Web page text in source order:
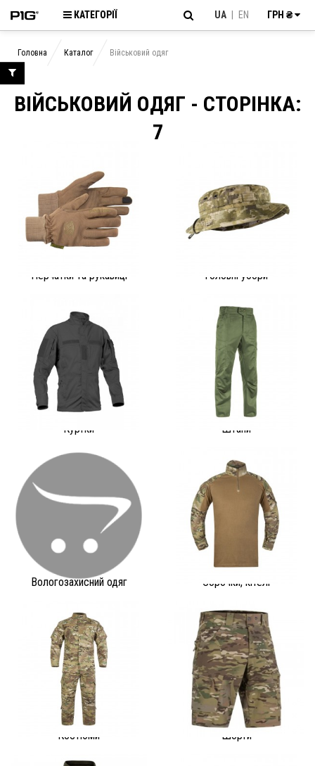
КАТЕГОРІЇ UA EN ГРН ₴
Головна Каталог Військовий одяг
ВІЙСЬКОВИЙ ОДЯГ - CТОРІНКА:
7
Перчатки та рукавиці Головні убори
Куртки Штани
Вологозахисний одяг Сорочки, кітелі
Костюми Шорти